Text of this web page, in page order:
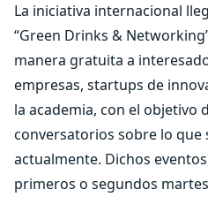
La iniciativa internacional
“Green Drinks &
manera gratuita a
empresas, startups de
la academia, con el
conversatorios sobre lo que
actualmente. Dichos
primeros o segundos